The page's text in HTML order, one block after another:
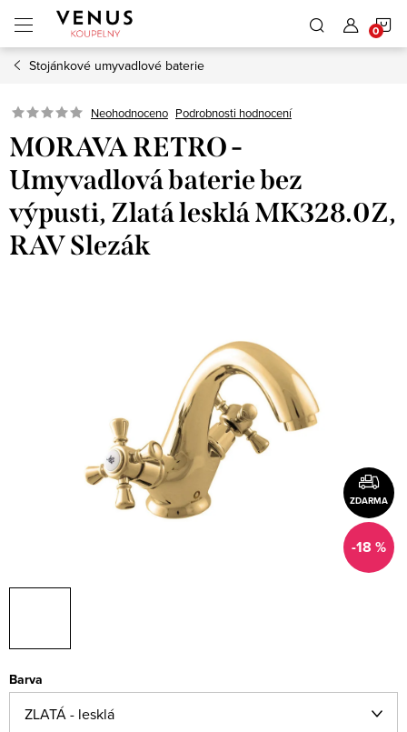
obsah
Stojánkové umyvadlové baterie
Neohodnoceno Podrobnosti hodnocení
MORAVA RETRO -
Umyvadlová baterie bez
výpusti, Zlatá lesklá MK328.0Z,
RAV Slezák
ZDARMA
-18 %
Barva